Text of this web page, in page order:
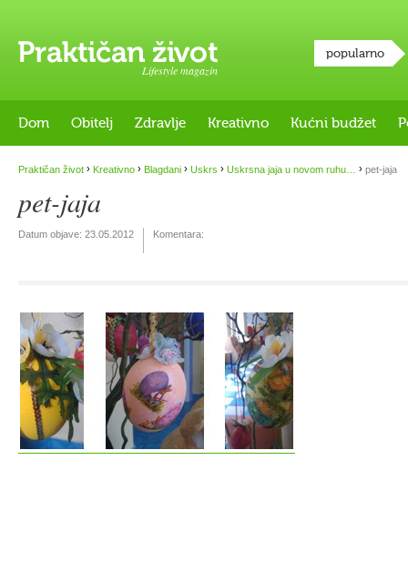
Lifestyle magazin
popularno
Dom Obitelj Zdravlje Kreativno Kućni budžet
Praktičan život › Kreativno › Blagdani › Uskrs › Uskrsna jaja u novom ruhu… › pet-jaja
pet-jaja
Datum objave: 23.05.2012 Komentara: